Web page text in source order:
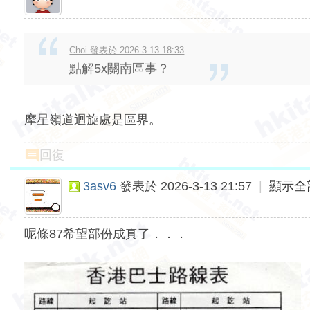
Choi 發表於 2026-3-13 18:33
點解5x關南區事？
摩星嶺道迴旋處是區界。
回復
3asv6 發表於 2026-3-13 21:57 顯示全
呢條87希望部份成真了．．．